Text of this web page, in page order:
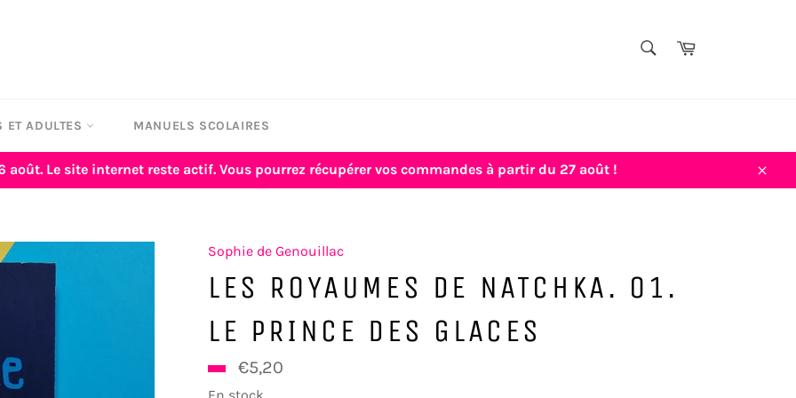
AUTEUR,Panier
ET ADULTES MANUELS SCOLAIRES
Le site internet reste actif. Vous pourrez récupérer vos commandes à partir du 27 août !
Close
Sophie de Genouillac
LES ROYAUMES DE NATCHKA. 01.
LE PRINCE DES GLACES
€5,20
En stock